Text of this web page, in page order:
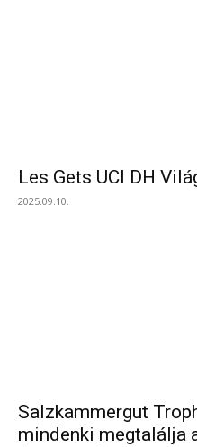
Les Gets UCI DH
2025.09.10.
Salzkammergut
mindenki megtalálja